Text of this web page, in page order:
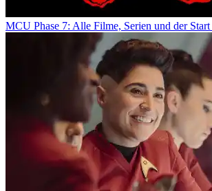
MCU Phase 7: Alle Filme, Serien und der Start